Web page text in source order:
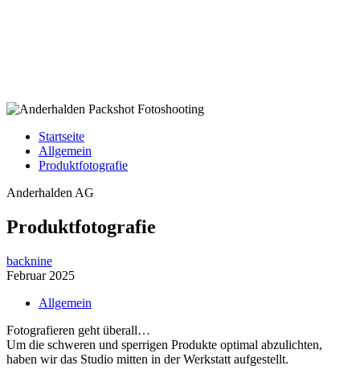
Startseite
Allgemein
Produktfotografie
Anderhalden AG
Produktfotografie
backnine
Februar 2025
Allgemein
Fotografieren geht überall…
Um die schweren und sperrigen Produkte optimal abzulichten,
haben wir das Studio mitten in der Werkstatt aufgestellt.